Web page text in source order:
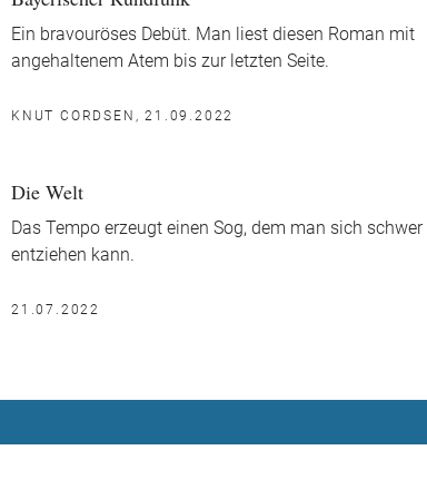
Ein bravouröses Debüt. Man liest diesen Roman mit
angehaltenem Atem bis zur letzten Seite.
KNUT CORDSEN, 21.09.2022
Die Welt
Das Tempo erzeugt einen Sog, dem man sich schwer
entziehen kann.
21.07.2022